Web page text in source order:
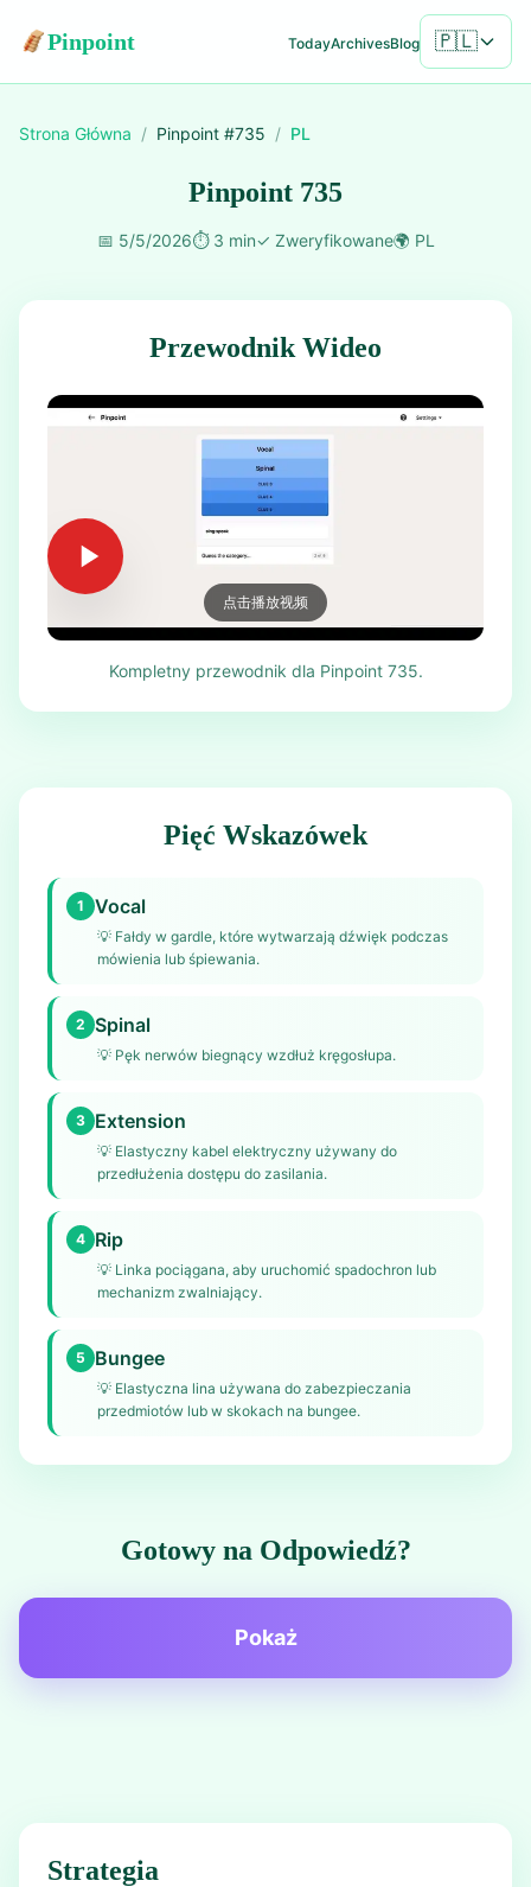
Pinpoint TodayArchivesBlog 🇵🇱
Strona Główna / Pinpoint #735 / PL
Pinpoint 735
📅 5/5/2026⏱️ 3 min✓ Zweryfikowane🌍 PL
Przewodnik Wideo
点击播放视频
Kompletny przewodnik dla Pinpoint 735.
Pięć Wskazówek
1 Vocal
💡 Fałdy w gardle, które wytwarzają dźwięk podczas
mówienia lub śpiewania.
2 Spinal
💡 Pęk nerwów biegnący wzdłuż kręgosłupa.
3 Extension
💡 Elastyczny kabel elektryczny używany do
przedłużenia dostępu do zasilania.
4 Rip
💡 Linka pociągana, aby uruchomić spadochron lub
mechanizm zwalniający.
5 Bungee
💡 Elastyczna lina używana do zabezpieczania
przedmiotów lub w skokach na bungee.
Gotowy na Odpowiedź?
Pokaż
Strategia